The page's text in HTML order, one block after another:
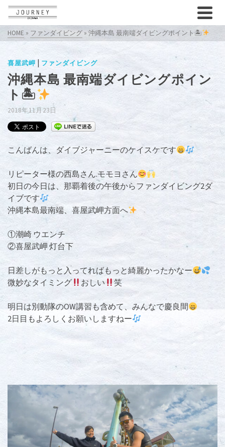
HOME » ファンダイビング » 沖縄本島 最南端ダイビングポイント🏝
喜屋武岬 | ファンダイビング
沖縄本島 最南端ダイビングポイン
ト🏝
2018年11月23日
こんばんは、ダイブジャーニーのケイスケです
リピーター様の西島さん.モモヨさん
初日の今日は、那覇着後の午後からファンダイビング2ダ
イブです
沖縄本島最南端、喜屋武岬方面へ
①潮崎 ウエンチ
②喜屋武岬 灯台下
日差しがもっと入ってればもっと綺麗かったかなー
微妙なタイミング
おしい 笑
明日は別動隊のOW講習も含めて、みんなで慶良間
2日目もよろしくお願いしますねー